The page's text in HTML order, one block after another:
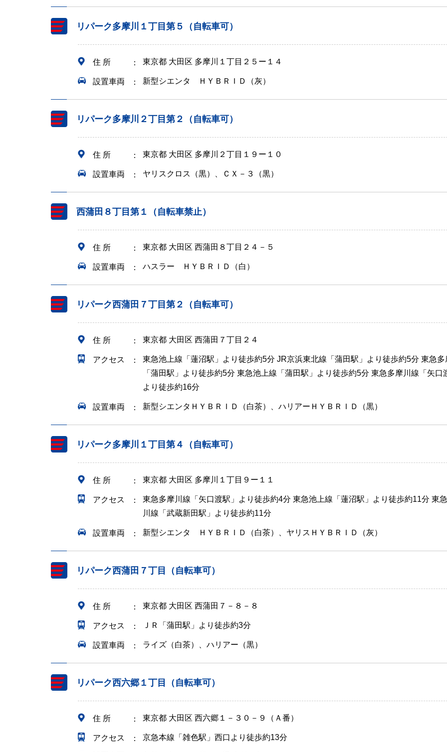
リパーク多摩川１丁目第５（自転車可）
住 所 東京都 大田区 多摩川１丁目２５ー１４
設置車両 新型シエンタ ＨＹＢＲＩＤ（灰）
リパーク多摩川２丁目第２（自転車可）
住 所 東京都 大田区 多摩川２丁目１９ー１０
設置車両 ヤリスクロス（黒）、ＣＸ－３（黒）
西蒲田８丁目第１（自転車禁止）
住 所 東京都 大田区 西蒲田８丁目２４－５
設置車両 ハスラー ＨＹＢＲＩＤ（白）
リパーク西蒲田７丁目第２（自転車可）
住 所 東京都 大田区 西蒲田７丁目２４
アクセス
東急池上線「蓮沼駅」より徒歩約5分 JR京浜東北線「蒲田駅」より徒歩約5分 東急多
「蒲田駅」より徒歩約5分 東急池上線「蒲田駅」より徒歩約5分 東急多摩川線「矢口
より徒歩約16分
設置車両 新型シエンタＨＹＢＲＩＤ（白茶）、ハリアーＨＹＢＲＩＤ（黒）
リパーク多摩川１丁目第４（自転車可）
住 所 東京都 大田区 多摩川１丁目９ー１１
アクセス
東急多摩川線「矢口渡駅」より徒歩約4分 東急池上線「蓮沼駅」より徒歩約11分 東
川線「武蔵新田駅」より徒歩約11分
設置車両 新型シエンタ ＨＹＢＲＩＤ（白茶）、ヤリスＨＹＢＲＩＤ（灰）
リパーク西蒲田７丁目（自転車可）
住 所 東京都 大田区 西蒲田７－８－８
アクセス ＪＲ「蒲田駅」より徒歩約3分
設置車両 ライズ（白茶）、ハリアー（黒）
リパーク西六郷１丁目（自転車可）
住 所 東京都 大田区 西六郷１－３０－９（Ａ番）
アクセス 京急本線「雑色駅」西口より徒歩約13分